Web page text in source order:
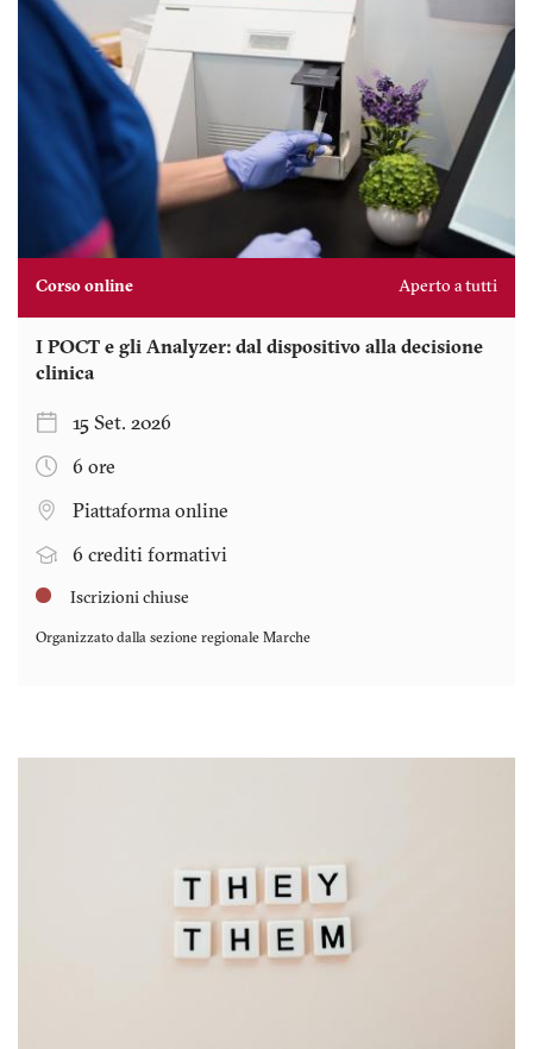
Corso online Aperto a tutti
I POCT e gli Analyzer: dal dispositivo alla decisione
clinica
15 Set. 2026
6 ore
Piattaforma online
6 crediti formativi
Iscrizioni chiuse
Organizzato dalla sezione regionale Marche